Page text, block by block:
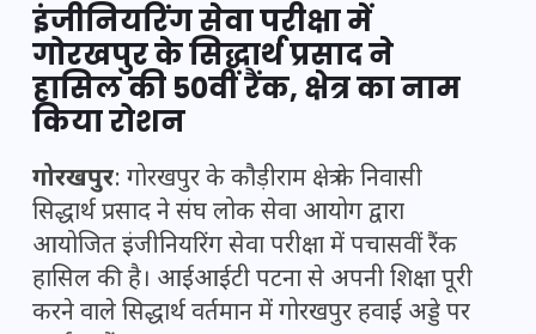
इंजीनियरिंग सेवा परीक्षा में
गोरखपुर के सिद्धार्थ प्रसाद ने
हासिल की 50वीं रैंक, क्षेत्र का नाम
किया रोशन
गोरखपुर: गोरखपुर के कौड़ीराम क्षेत्र के निवासी
सिद्धार्थ प्रसाद ने संघ लोक सेवा आयोग द्वारा
आयोजित इंजीनियरिंग सेवा परीक्षा में पचासवीं रैंक
हासिल की है। आईआईटी पटना से अपनी शिक्षा पूरी
करने वाले सिद्धार्थ वर्तमान में गोरखपुर हवाई अड्डे पर